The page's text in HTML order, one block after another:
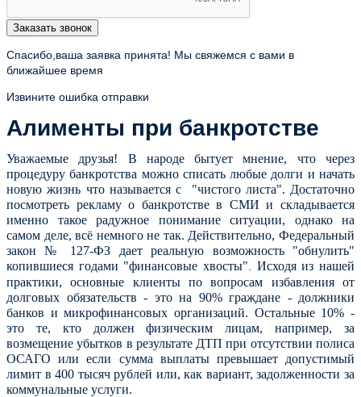
Заказать звонок
Спасибо,ваша заявка принята! Мы свяжемся с вами в
ближайшее время
Извините ошибка отправки
Алименты при банкротстве
Уважаемые друзья! В народе бытует мнение, что через
процедуру банкротства можно списать любые долги и начать
новую жизнь что называется с "чистого листа". Достаточно
посмотреть рекламу о банкротстве в СМИ и складывается
именно такое радужное понимание ситуации, однако на
самом деле, всё немного не так. Действительно, Федеральный
закон № 127-ФЗ дает реальную возможность "обнулить"
копившиеся годами "финансовые хвосты"
Исходя из нашей
практики, основные клиенты по вопросам избавления от
долговых обязательств - это на 90% граждане - должники
банков и микрофинансовых организаций. Остальные 10% -
это те, кто должен физическим лицам, например, за
возмещение убытков в результате ДТП при отсутствии полиса
ОСАГО или если сумма выплаты превышает допустимый
лимит в 400 тысяч рублей или, как вариант, задолженности за
коммунальные услуги.